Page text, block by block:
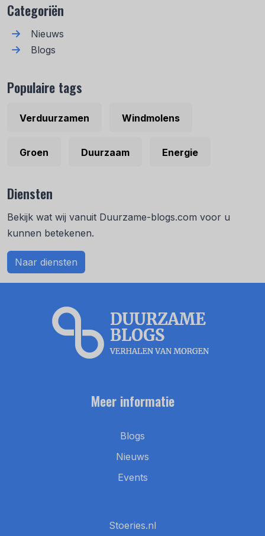
Categoriën
Nieuws
Blogs
Populaire tags
Verduurzamen Windmolens
Groen Duurzaam Energie
Diensten
Bekijk wat wij vanuit Duurzame-blogs.com voor u
kunnen betekenen.
Naar diensten
Meer informatie
Blogs
Nieuws
Events
Stoeries.nl